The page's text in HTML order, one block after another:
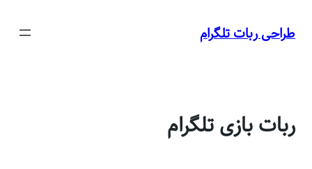
محتوا
طراحی ربات تلگرام
ربات بازی تلگرام